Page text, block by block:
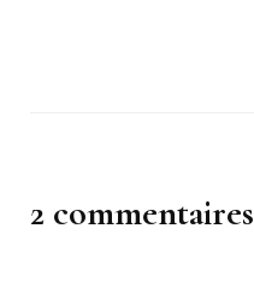
2 commentaires